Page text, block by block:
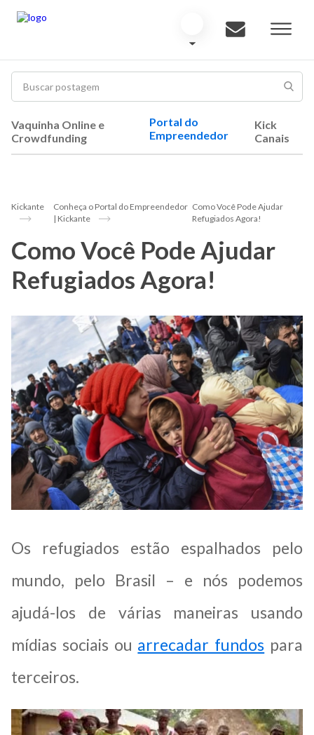
Vaquinha Online e
Crowdfunding
Portal do
Empreendedor
Kick
Canais
Kickante
Conheça o Portal do Empreendedor
| Kickante
Como Você Pode Ajudar
Refugiados Agora!
Como Você Pode Ajudar
Refugiados Agora!
Os refugiados estão espalhados pelo
mundo, pelo Brasil – e nós podemos
ajudá-los de várias maneiras usando
mídias sociais ou arrecadar fundos para
terceiros.